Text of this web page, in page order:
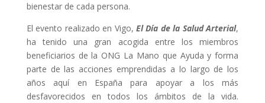
bienestar de cada persona.
El evento realizado en Vigo, El Día de la Salud Arterial,
ha tenido una gran acogida entre los miembros
beneficiarios de la ONG La Mano que Ayuda y forma
parte de las acciones emprendidas a lo largo de los
años aquí en España para apoyar a los más
desfavorecidos en todos los ámbitos de la vida.